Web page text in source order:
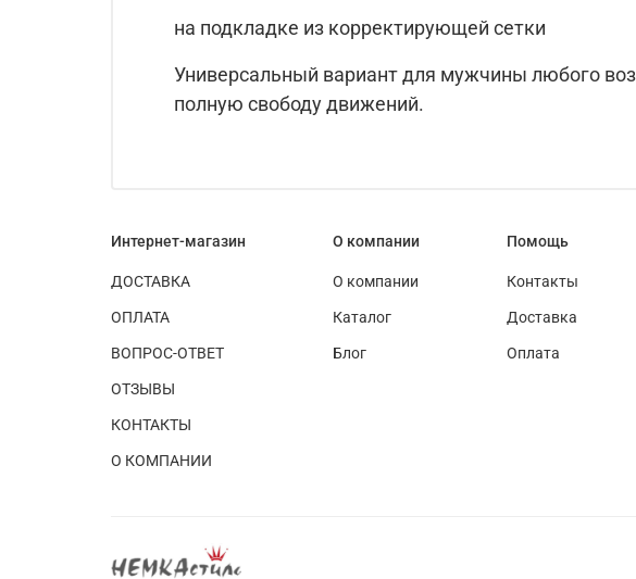
на подкладке из корректирующей сетки
Универсальный вариант для мужчины любого
полную свободу движений.
Интернет-магазин
ДОСТАВКА
ОПЛАТА
ВОПРОС-ОТВЕТ
ОТЗЫВЫ
КОНТАКТЫ
О КОМПАНИИ
О компании
О компании
Каталог
Блог
Помощь
Контакты
Доставка
Оплата